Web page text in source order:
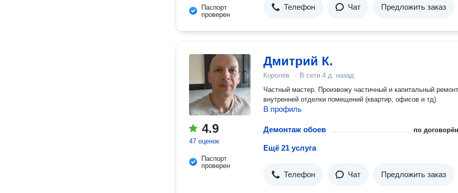
Паспорт
проверен
Телефон Чат Предложить заказ
4.9
47 оценок
Паспорт
проверен
Дмитрий К.
Королёв · В сети 4 д. назад
Частный мастер. Произвожу частичный и капитальный
внутренней отделки помещений (квартир, офисов и тд).
В профиль
Демонтаж обоев по
Ещё 21 услуга
Телефон Чат Предложить заказ